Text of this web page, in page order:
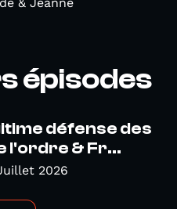
épisodes
défense des
l'ordre & Fr...
2026